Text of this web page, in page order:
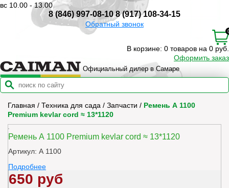
вс 10.00 - 13.00
8 (846) 997-08-10 8 (917) 108-34-15
Обратный звонок
В корзине: 0 товаров на 0 руб.
Оформить заказ
Официальный дилер в Самаре
Главная / Техника для сада / Запчасти / Ремень А 1100
Premium kevlar cord ≈ 13*1120
Ремень А 1100 Premium kevlar cord ≈ 13*1120
Артикул: А 1100
Подробнее
650 руб